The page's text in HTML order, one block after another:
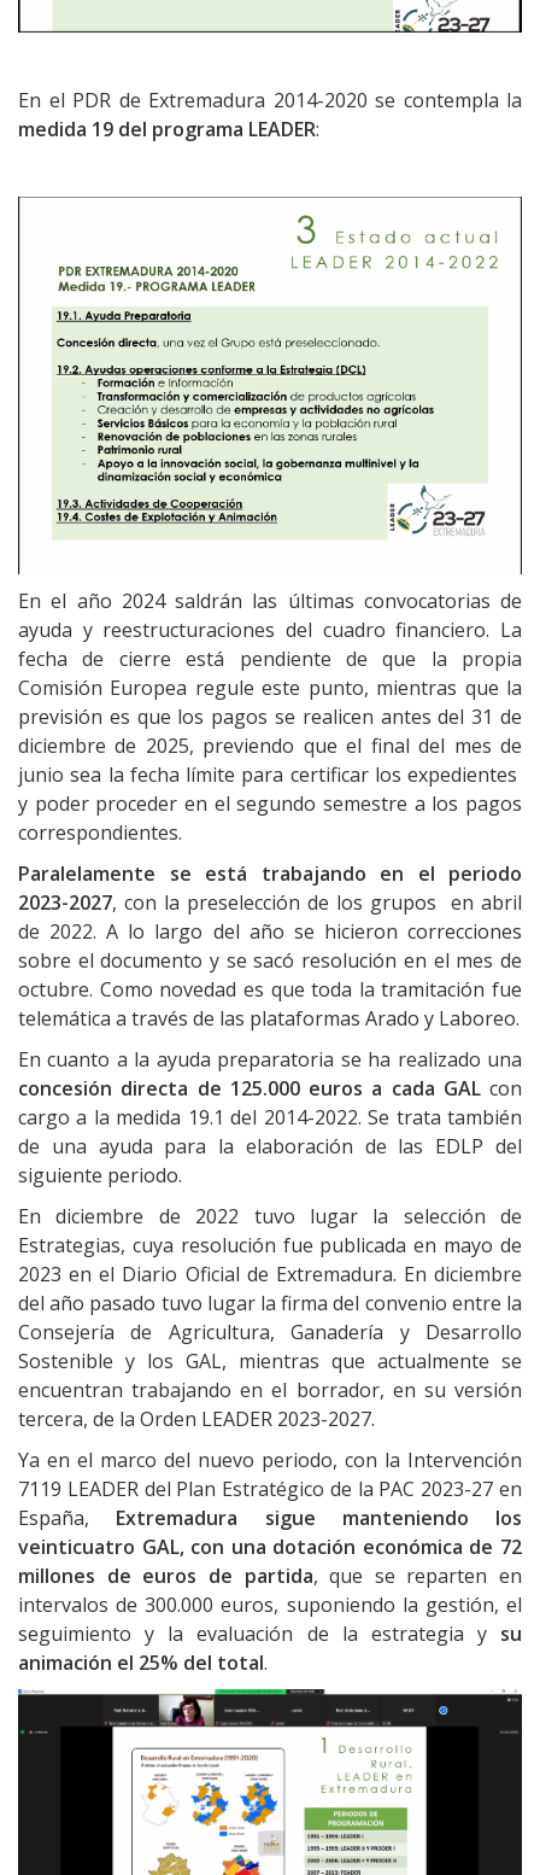
En el PDR de Extremadura 2014-2020 se contempla la
medida 19 del programa LEADER:
En el año 2024 saldrán las últimas convocatorias de
ayuda y reestructuraciones del cuadro financiero. La
fecha de cierre está pendiente de que la propia
Comisión Europea regule este punto, mientras que la
previsión es que los pagos se realicen antes del 31 de
diciembre de 2025, previendo que el final del mes de
junio sea la fecha límite para certificar los expedientes
y poder proceder en el segundo semestre a los pagos
correspondientes.
Paralelamente se está trabajando en el periodo
2023-2027, con la preselección de los grupos en abril
de 2022. A lo largo del año se hicieron correcciones
sobre el documento y se sacó resolución en el mes de
octubre. Como novedad es que toda la tramitación fue
telemática a través de las plataformas Arado y Laboreo.
En cuanto a la ayuda preparatoria se ha realizado una
concesión directa de 125.000 euros a cada GALcon
cargo a la medida 19.1 del 2014-2022. Se trata también
de una ayuda para la elaboración de las EDLP del
siguiente periodo.
En diciembre de 2022 tuvo lugar la selección de
Estrategias, cuya resolución fue publicada en mayo de
2023 en el Diario Oficial de Extremadura. En diciembre
del año pasado tuvo lugar la firma del convenio entre la
Consejería de Agricultura, Ganadería y Desarrollo
Sostenible y los GAL, mientras que actualmente se
encuentran trabajando en el borrador, en su versión
tercera, de la Orden LEADER 2023-2027.
Ya en el marco del nuevo periodo, con la Intervención
7119 LEADER del Plan Estratégico de la PAC 2023-27 en
España, Extremadura sigue manteniendo los
veinticuatro GAL, con una dotación económica de 72
millones de euros de partida, que se reparten en
intervalos de 300.000 euros, suponiendo la gestión, el
seguimiento y la evaluación de la estrategia y su
animación el 25% del total.